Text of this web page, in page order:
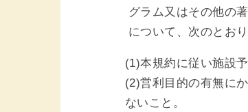
グラム又はその他の
について、次のとお
(1)本規約に従い施設
(2)営利目的の有無に
ないこと。